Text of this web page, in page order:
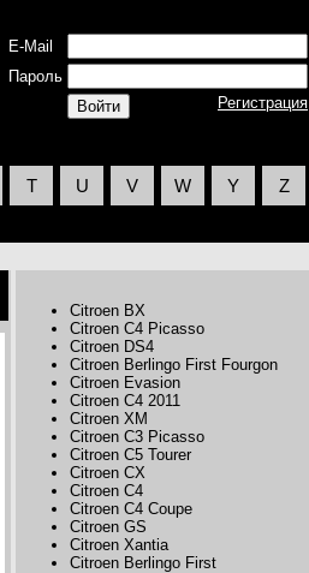
E-Mail
Пароль
Регистрация
T U V W Y Z
Citroen BX
Citroen C4 Picasso
Citroen DS4
Citroen Berlingo First Fourgon
Citroen Evasion
Citroen C4 2011
Citroen XM
Citroen C3 Picasso
Citroen C5 Tourer
Citroen CX
Citroen C4
Citroen C4 Coupe
Citroen GS
Citroen Xantia
Citroen Berlingo First